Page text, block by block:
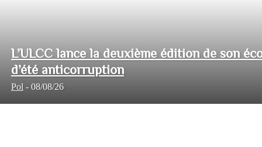
L’ULCC lance la deuxième édition de son
d’été anticorruption
Pol - 08/08/26